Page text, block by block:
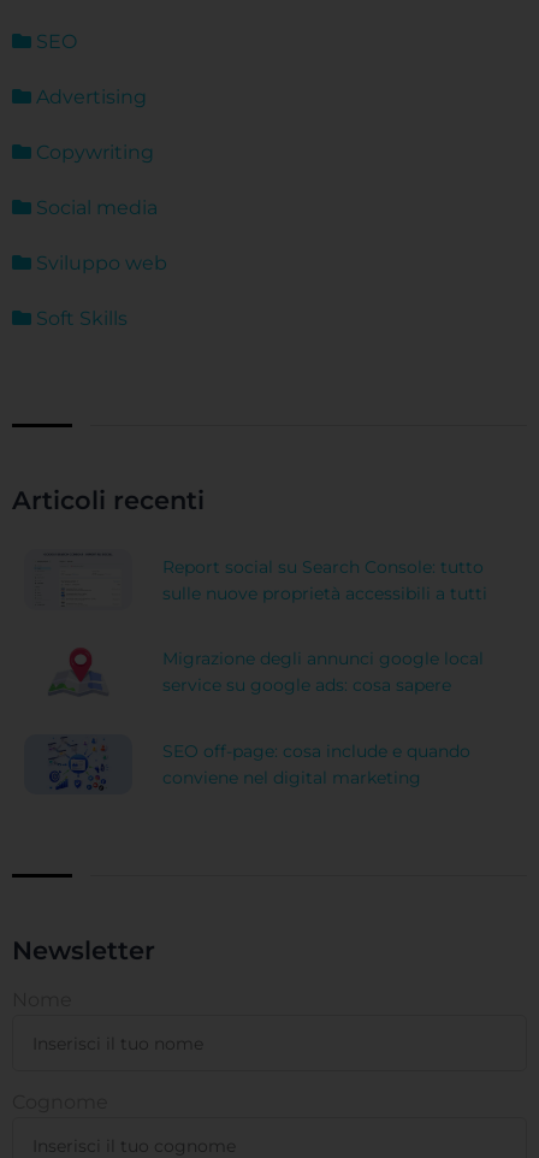
SEO
Advertising
Copywriting
Social media
Sviluppo web
Soft Skills
Articoli recenti
Report social su Search Console: tutto
sulle nuove proprietà accessibili a tutti
Migrazione degli annunci google local
service su google ads: cosa sapere
SEO off-page: cosa include e quando
conviene nel digital marketing
Newsletter